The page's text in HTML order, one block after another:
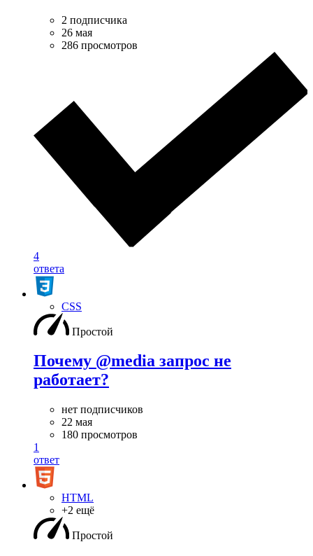
2 подписчика
26 мая
286 просмотров
4
ответа
CSS
Простой
Почему @media запрос не
работает?
нет подписчиков
22 мая
180 просмотров
1
ответ
HTML
+2 ещё
Простой